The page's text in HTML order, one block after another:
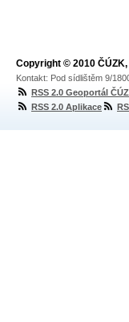
Copyright © 2010
Kontakt: Pod sídlištěm 9/
RSS 2.0 Geoportál
RSS 2.0 Aplikace